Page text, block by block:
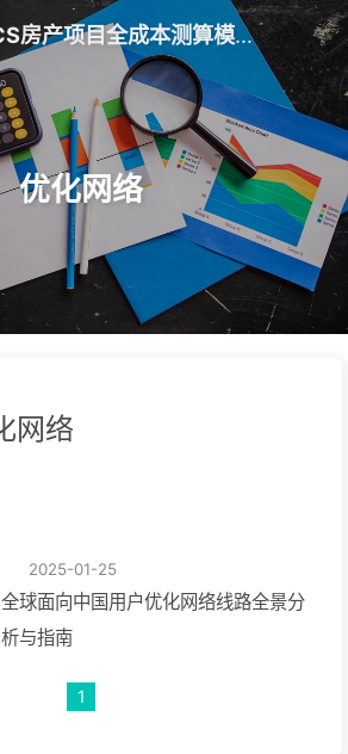
房产项目全成本测算模版 V10
优化网络
网络
2025-01-25
全球面向中国用户优化网络线路全景分
析与指南
1